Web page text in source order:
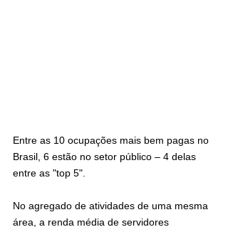
Entre as 10 ocupações mais bem pagas no
Brasil, 6 estão no setor público – 4 delas
entre as "top 5".
No agregado de atividades de uma mesma
área, a renda média de servidores